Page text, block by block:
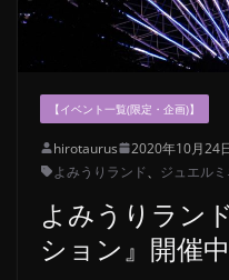
【イベント一覧(限定・企画)】
hirotaurus
2020年10月24
よみうりランド、 ジュエル
よみうりラン
ション』開催中